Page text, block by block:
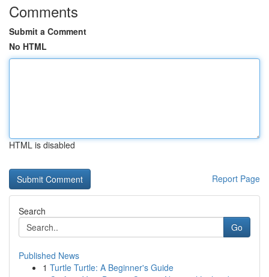
Comments
Submit a Comment
No HTML
HTML is disabled
Report Page
Search
Go
Published News
1 Turtle Turtle: A Beginner's Guide